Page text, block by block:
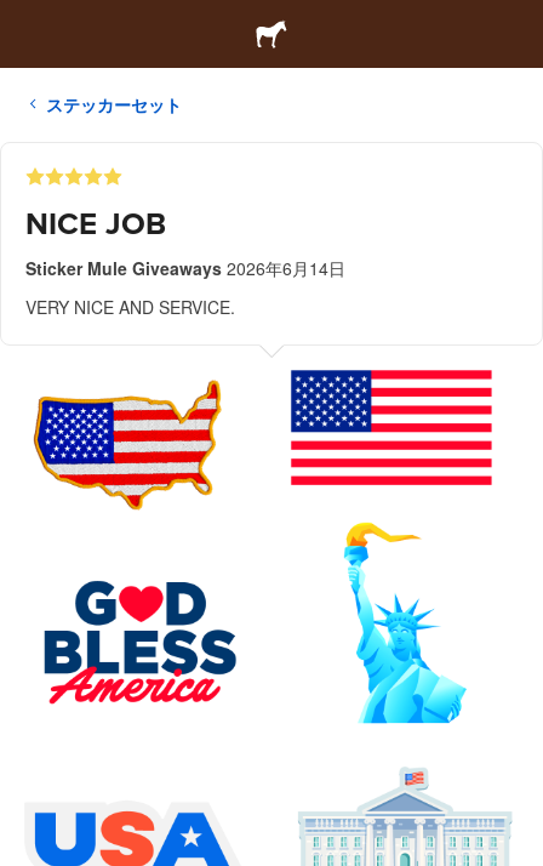
ステッカーセット
NICE JOB
Sticker Mule Giveaways 2026年6月14日
VERY NICE AND SERVICE.